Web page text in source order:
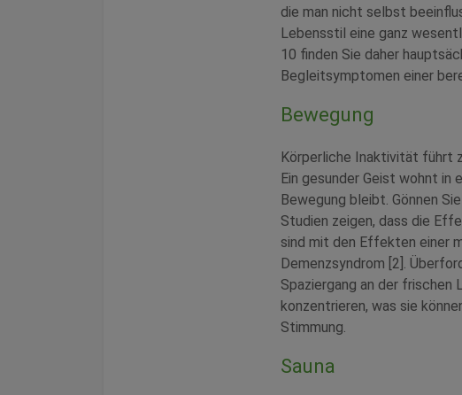
die man nicht selbst
Lebensstil eine ganz
10 finden Sie daher
Begleitsymptomen einer
Bewegung
Körperliche Inaktivität führt
Ein gesunder Geist wohnt in
Bewegung bleibt. Gönnen
Studien zeigen, dass die
sind mit den Effekten einer
Demenzsyndrom [2].
Spaziergang an der
konzentrieren, was sie
Stimmung.
Sauna